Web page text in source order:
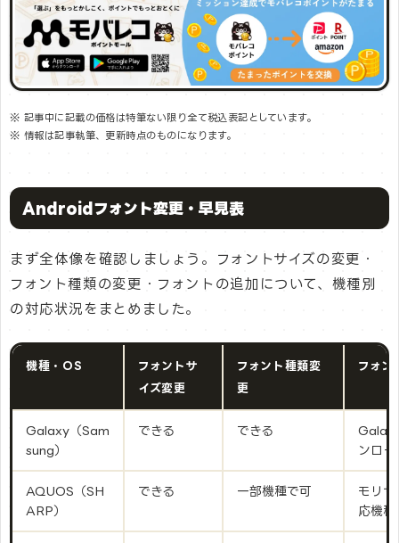
※ 記事中に記載の価格は特筆ない限り全て税込表記としています。
※ 情報は記事執筆、更新時点のものになります。
Androidフォント変更・早見表
まず全体像を確認しましょう。フォントサイズの変更・
フォント種類の変更・フォントの追加について、機種別
の対応状況をまとめました。
機種・OS
フォントサ
イズ変更
フォント種類変
更
フォン
Galaxy（Sam
sung）
できる できる
ンロー
AQUOS（SH
ARP）
できる 一部機種で可
モリサ
応機種